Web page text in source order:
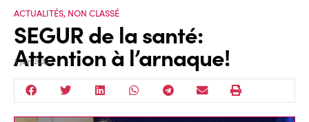
ACTUALITÉS, NON CLASSÉ
SEGUR de la santé:
Attention à l’arnaque!
3 Juin 2020